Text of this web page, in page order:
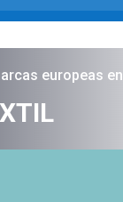
europeas en